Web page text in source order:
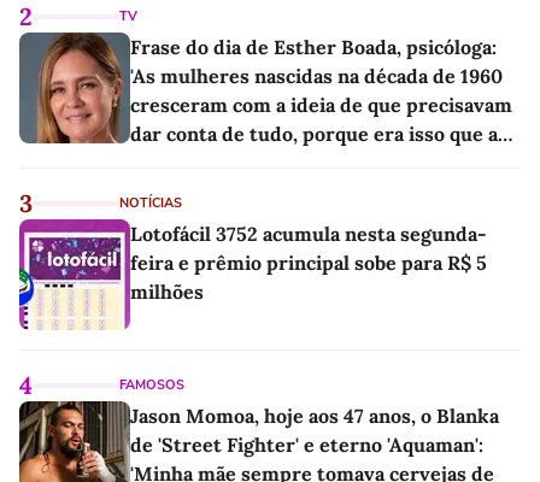
2 TV
Frase do dia de Esther Boada, psicóloga:
'As mulheres nascidas na década de 1960
cresceram com a ideia de que precisavam
dar conta de tudo, porque era isso que a
3 NOTÍCIAS
Lotofácil 3752 acumula nesta segunda-
feira e prêmio principal sobe para R$ 5
milhões
4 FAMOSOS
Jason Momoa, hoje aos 47 anos, o Blanka
de 'Street Fighter' e eterno 'Aquaman':
'Minha mãe sempre tomava cervejas de